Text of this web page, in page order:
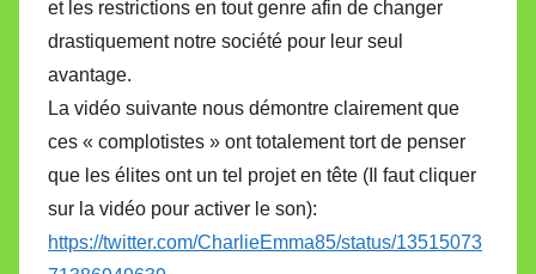
et les restrictions en tout genre afin de changer
drastiquement notre société pour leur seul
avantage.
La vidéo suivante nous démontre clairement que
ces « complotistes » ont totalement tort de penser
que les élites ont un tel projet en tête (Il faut cliquer
sur la vidéo pour activer le son):
https://twitter.com/CharlieEmma85/status/13515073